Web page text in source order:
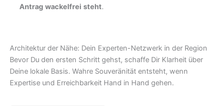
Antrag wackelfrei steht.
Architektur der Nähe: Dein Experten-Netzwerk in der Region
Bevor Du den ersten Schritt gehst, schaffe Dir Klarheit über
Deine lokale Basis. Wahre Souveränität entsteht, wenn
Expertise und Erreichbarkeit Hand in Hand gehen.